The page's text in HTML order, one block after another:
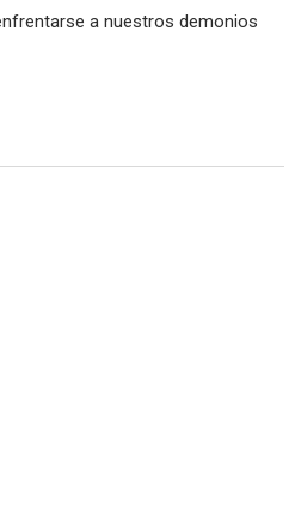
a nuestros demonios